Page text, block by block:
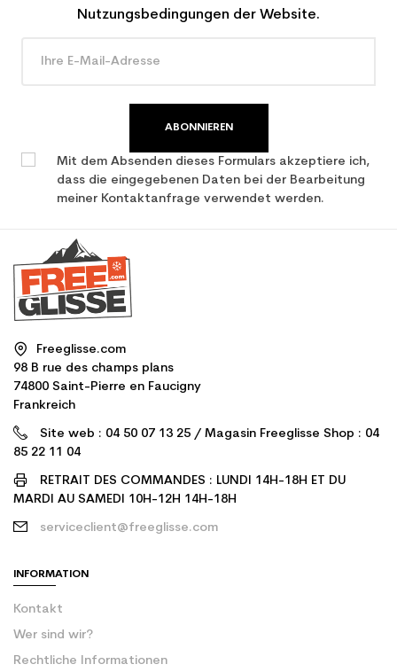
Nutzungsbedingungen der Website.
ABONNIEREN
Mit dem Absenden dieses Formulars akzeptiere ich,
dass die eingegebenen Daten bei der Bearbeitung
meiner Kontaktanfrage verwendet werden.
Freeglisse.com
98 B rue des champs plans
74800 Saint-Pierre en Faucigny
Frankreich
Site web : 04 50 07 13 25 / Magasin Freeglisse Shop : 04
85 22 11 04
RETRAIT DES COMMANDES : LUNDI 14H-18H ET DU
MARDI AU SAMEDI 10H-12H 14H-18H
serviceclient@freeglisse.com
INFORMATION
Kontakt
Wer sind wir?
Rechtliche Informationen